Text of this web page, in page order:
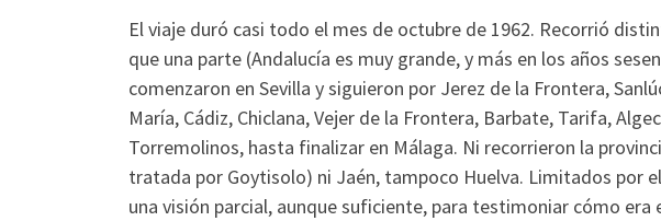
El viaje duró casi todo el mes de octubre de 1962. Recorrió
que una parte (Andalucía es muy grande, y más en los años
comenzaron en Sevilla y siguieron por Jerez de la Frontera,
María, Cádiz, Chiclana, Vejer de la Frontera, Barbate, Tarifa,
Torremolinos, hasta finalizar en Málaga. Ni recorrieron la
tratada por Goytisolo) ni Jaén, tampoco Huelva. Limitados por
una visión parcial, aunque suficiente, para testimoniar cómo era